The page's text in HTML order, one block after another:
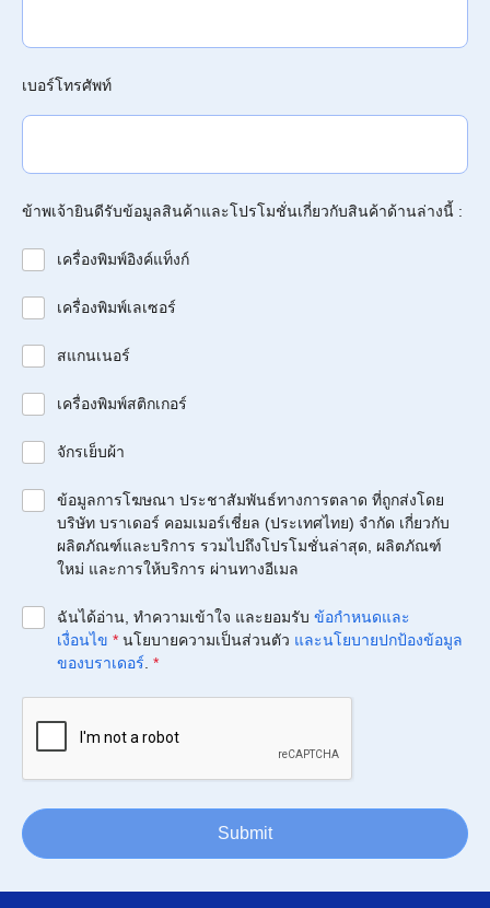
เบอร์โทรศัพท์
ข้าพเจ้ายินดีรับข้อมูลสินค้าและโปรโมชั่นเกี่ยวกับสินค้าด้านล่างนี้ :
เครื่องพิมพ์อิงค์แท็งก์
เครื่องพิมพ์เลเซอร์
สแกนเนอร์
เครื่องพิมพ์สติกเกอร์
จักรเย็บผ้า
ข้อมูลการโฆษณา ประชาสัมพันธ์ทางการตลาด ที่ถูกส่งโดย
บริษัท บราเดอร์ คอมเมอร์เชี่ยล (ประเทศไทย) จำกัด เกี่ยวกับ
ผลิตภัณฑ์และบริการ รวมไปถึงโปรโมชั่นล่าสุด, ผลิตภัณฑ์
ใหม่ และการให้บริการ ผ่านทางอีเมล
ฉันได้อ่าน, ทำความเข้าใจ และยอมรับ ข้อกำหนดและ
เงื่อนไข * นโยบายความเป็นส่วนตัว และนโยบายปกป้องข้อมูล
ของบราเดอร์ *
Submit